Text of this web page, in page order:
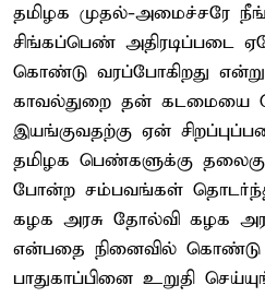
தமிழக முதல்-அமைச்சரே
சிங்கப்பெண் அதிரடிப்படை
கொண்டு வரப்போகிறது
காவல்துறை தன் கடமையை
இயங்குவதற்கு ஏன்
தமிழக பெண்களுக்கு
போன்ற சம்பவங்கள்
கழக அரசு தோல்வி கழக
என்பதை நினைவில்
பாதுகாப்பினை உறுதி